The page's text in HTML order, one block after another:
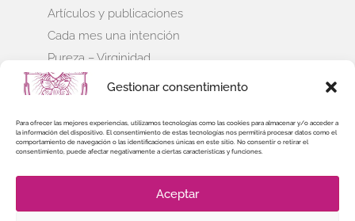
Gestionar consentimiento
Para ofrecer las mejores experiencias, utilizamos tecnologías como las cookies para almacenar y/o acceder a
la información del dispositivo. El consentimiento de estas tecnologías nos permitirá procesar datos como el
comportamiento de navegación o las identificaciones únicas en este sitio. No consentir o retirar el
consentimiento, puede afectar negativamente a ciertas características y funciones.
Aceptar
Artículos y publicaciones
Cada mes una intención
Pureza – Virginidad
Institutos Seculares
CMIS
Documentos de Institutos Seculares